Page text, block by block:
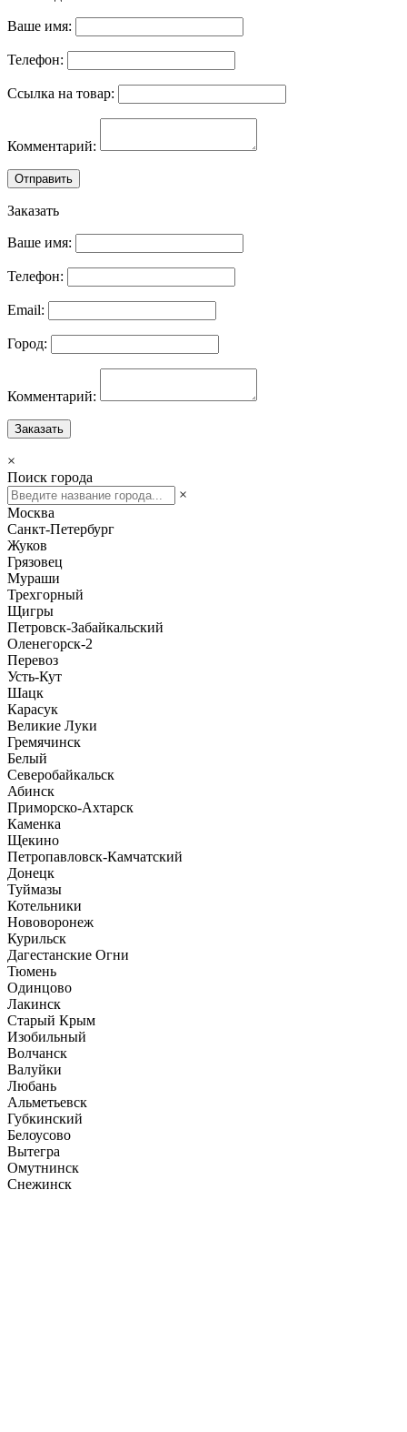
Ваше имя:
Телефон:
Ссылка на товар:
Комментарий:
Отправить
Заказать
Ваше имя:
Телефон:
Email:
Город:
Комментарий:
Заказать
×
Поиск города
×
Москва
Санкт-Петербург
Жуков
Грязовец
Мураши
Трехгорный
Щигры
Петровск-Забайкальский
Оленегорск-2
Перевоз
Усть-Кут
Шацк
Карасук
Великие Луки
Гремячинск
Белый
Северобайкальск
Абинск
Приморско-Ахтарск
Каменка
Щекино
Петропавловск-Камчатский
Донецк
Туймазы
Котельники
Нововоронеж
Курильск
Дагестанские Огни
Тюмень
Одинцово
Лакинск
Старый Крым
Изобильный
Волчанск
Валуйки
Любань
Альметьевск
Губкинский
Белоусово
Вытегра
Омутнинск
Снежинск